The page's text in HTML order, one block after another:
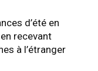
d’été en
recevant
à l’étranger